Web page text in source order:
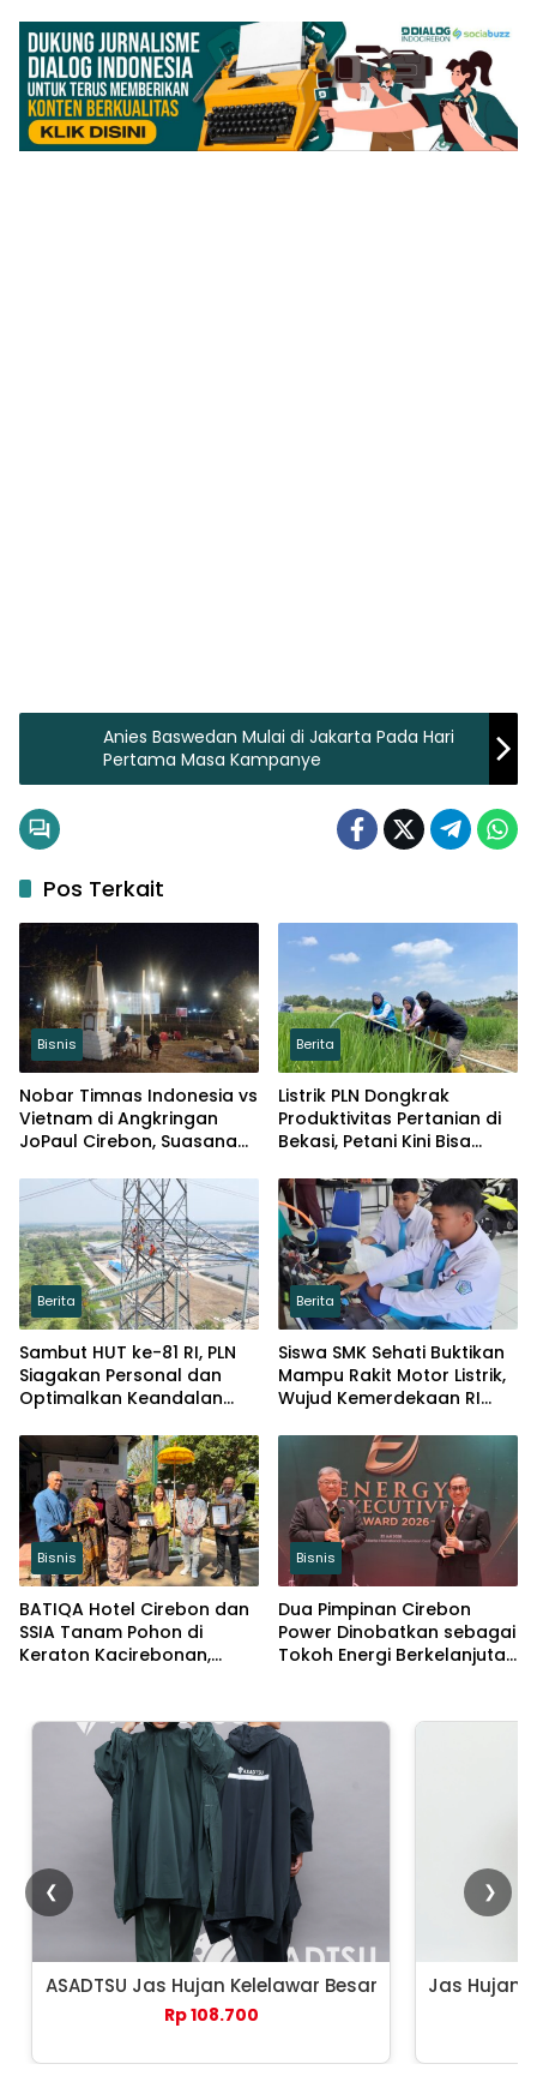
Anies Baswedan Mulai di Jakarta Pada Hari
Pertama Masa Kampanye
Pos Terkait
Bisnis
Nobar Timnas Indonesia vs
Vietnam di Angkringan
JoPaul Cirebon, Suasana
Berita
Listrik PLN Dongkrak
Produktivitas Pertanian di
Bekasi, Petani Kini Bisa
Berita
Sambut HUT ke-81 RI, PLN
Siagakan Personal dan
Optimalkan Keandalan
Berita
Siswa SMK Sehati Buktikan
Mampu Rakit Motor Listrik,
Wujud Kemerdekaan RI
Kemandirian Generasi
Muda
Bisnis
BATIQA Hotel Cirebon dan
SSIA Tanam Pohon di
Keraton Kacirebonan,
Bisnis
Dua Pimpinan Cirebon
Power Dinobatkan sebagai
Tokoh Energi Berkelanjutan
❮
ASADTSU Jas Hujan Kelelawar Besar
Rp 108.700
Jas Hujan
❯